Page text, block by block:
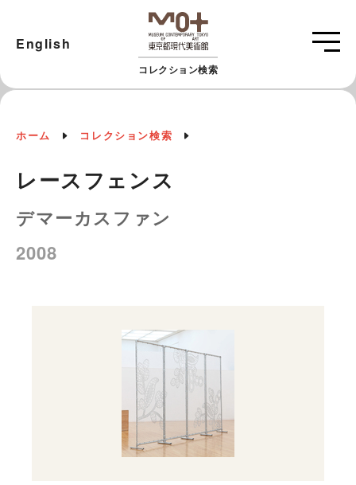
コレクション検索
English
ホーム コレクション検索
レースフェンス
デマーカスファン
2008